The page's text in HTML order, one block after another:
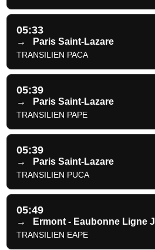
05:33
→ Paris Saint-Lazare
TRANSILIEN PACA
05:39
→ Paris Saint-Lazare
TRANSILIEN PAPE
05:39
→ Paris Saint-Lazare
TRANSILIEN PUCA
05:49
→ Ermont - Eaubonne Ligne J
TRANSILIEN EAPE